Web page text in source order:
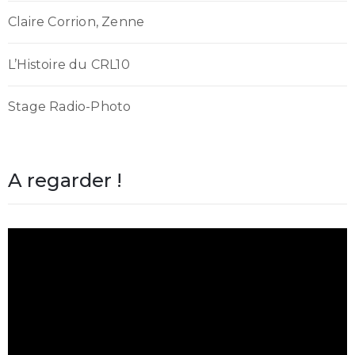
Claire Corrion, Zenne
L’Histoire du CRL10
Stage Radio-Photo
A regarder !